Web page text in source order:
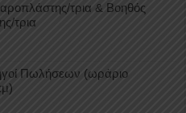
τρια & Βοηθός
τρια
Πωλήσεων (ωράριο